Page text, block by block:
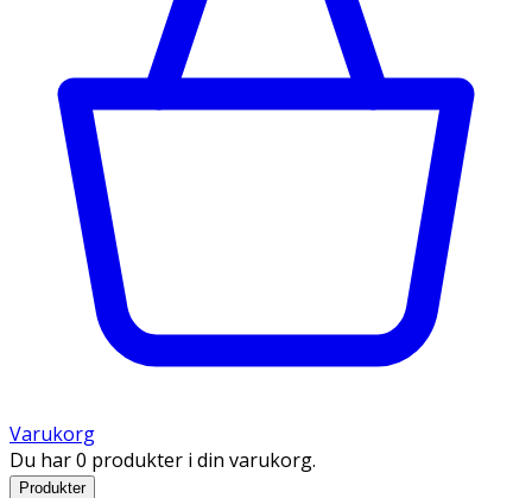
Varukorg
Du har 0 produkter i din varukorg.
Produkter